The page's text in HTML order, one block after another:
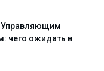
чего ожидать в